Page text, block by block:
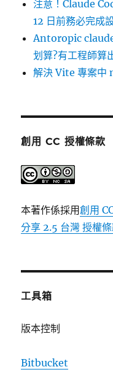
注意！Claude
12 日前務必完成
Antoropic
划算?有工程師算
解決 Vite 專案中
創用 CC 授權條款
本著作係採用創用
分享 2.5 台灣 授權
工具箱
版本控制
Bitbucket